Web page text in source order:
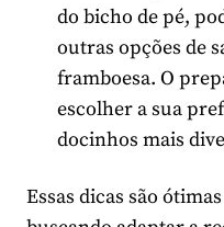
do bicho de pé,
outras opções de
framboesa. O
escolher a sua
docinhos mais
Essas dicas são